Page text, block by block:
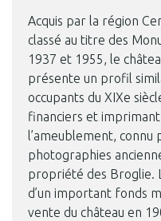
Acquis par la région
classé au titre des
1937 et 1955, le
présente un profil
occupants du XIXe
financiers et
l’ameublement, connu
photographies
propriété des Broglie.
d’un important fonds
vente du château en